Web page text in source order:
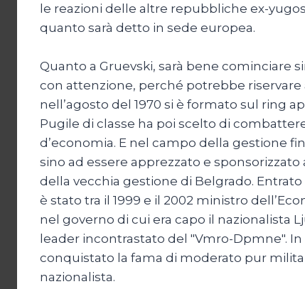
le reazioni delle altre repubbliche ex-
quanto sarà detto in sede europea.
Quanto a Gruevski, sarà bene cominciare
con attenzione, perché potrebbe riservare
nell’agosto del 1970 si è formato sul ring
Pugile di classe ha poi scelto di
d’economia. E nel campo della gestione
sino ad essere apprezzato e
della vecchia gestione di Belgrado.
è stato tra il 1999 e il 2002 ministro
nel governo di cui era capo il nazionalista
leader incontrastato del "Vmro-Dpmne". In
conquistato la fama di moderato pur
nazionalista.